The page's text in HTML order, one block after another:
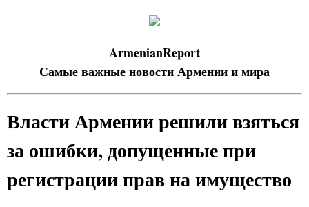
ArmenianReport
Самые важные новости Армении и мира
Власти Армении решили взяться
за ошибки, допущенные при
регистрации прав на имущество